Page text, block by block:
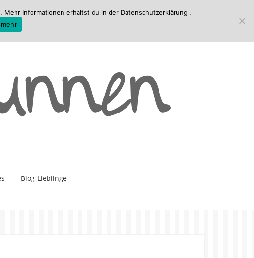
Blog-Lieblinge
Mehr Informationen erhältst du in der Datenschutzerklärung .